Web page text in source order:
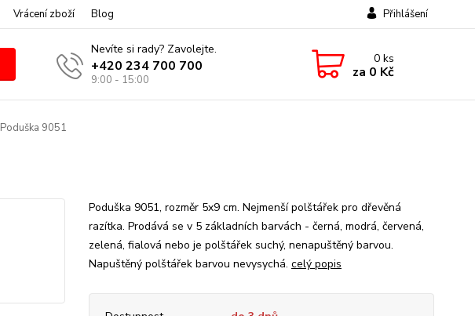
Vrácení zboží Blog Přihlášení
Nevíte si rady? Zavolejte.
+420 234 700 700
9:00 - 15:00
0ks
za 0 Kč
Poduška 9051
Poduška 9051, rozměr 5x9 cm. Nejmenší polštářek pro dřevěná
razítka. Prodává se v 5 základních barvách - černá, modrá, červená,
zelená, fialová nebo je polštářek suchý, nenapuštěný barvou.
Napuštěný polštářek barvou nevysychá. celý popis